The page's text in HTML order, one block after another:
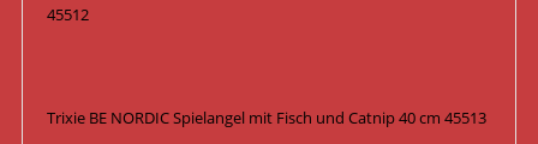
45512
Trixie BE NORDIC Spielangel mit Fisch und Catnip 40 cm 45513